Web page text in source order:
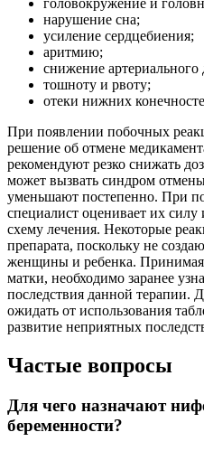
головокружение и
нарушение сна;
усиление сердцебиения;
аритмию;
снижение артериального
тошноту и рвоту;
отеки нижних
При появлении побочных
решение об отмене
рекомендуют резко снижать
может вызвать синдром
уменьшают постепенно. При
специалист оценивает их
схему лечения. Некоторые
препарата, поскольку не
женщины и ребенка.
матки, необходимо заранее
последствия данной терапии.
ожидать от использования
развитие неприятных
Частые вопросы
Для чего назначают
беременности?